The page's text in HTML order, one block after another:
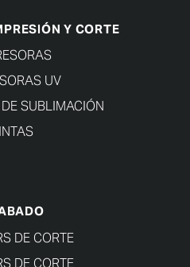
Y CORTE
UV
SUBLIMACIÓN
DE CORTE
DE CORTE